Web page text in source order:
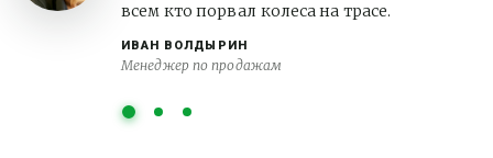
ИВАН ВОЛДЫРИН
Менеджер по продажам
всем кто порвал колеса на трасе.